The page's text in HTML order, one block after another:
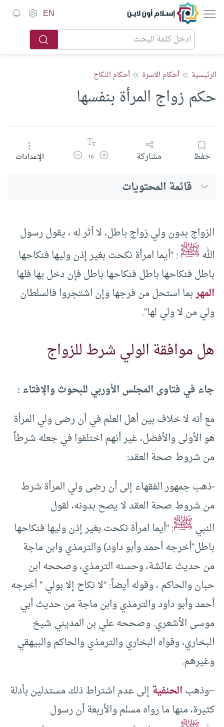
إسلام أون لاين EN
الرئيسية أحكام الاسرة أحكام النكاح
حكم زواج المرأة بنفسها
حفظ مشاركة زيادة حجم الخط
16 تقليل حجم الخطالإعدادات
قائمة المحتويات
الزواج بدون ولي زواج باطل، لا أثر له ، يقول رسول
اللهﷺ: “أيما امرأة نكحت بغير إذن وليها فنكاحها
باطل فنكاحها باطل فنكاحها باطل فإن دخل بها فلها
المهربما استحل من فرجها وإن اشتجروا فالسلطان
ولي من لا ولي لها”.
هل موافقة الولي شرط للزواج
جاء في فتاوى المجلس الأوربي للبحوث والإفتاء :
مع أنه لا خلاف بين أهل العلم في أن رضى ولي المرأة
هو الأولى والأفضل، غير أنهم اختلفوا في جعله شرطاً
من شروط صحة العقد:
-ذهب جمهور الفقهاء إلى أن رضى ولي المرأة شرط
من شروط صحة العقد لا يصح بدونه، لقول
النبيﷺ: “أيما امرأة نكحت بغير إذن وليها فنكاحها
باطل”أخرجه أحمد وأبو داود) والترمذي وابن ماجة
من حديث عائشة، وحسنه الترمذي، وصححه ابن
حبان والحاكم ، وقوله أيضاً: “لا نكاح إلا بولي ” أخرجه
أحمد وأبو داود والترمذي وابن ماجة من حديث أبي
موسى الأشعري. وصححه علي بن المديني شيخ
البخاري، وقواه البخاري والترمذي والحاكم والبيهقي
وغيرهم.
–وذهبالحنفيةإلى عدم اشتراط ذلك مستدلين بأدلة
كثيرة، منها ما رواه مسلم والأربعة أن رسول